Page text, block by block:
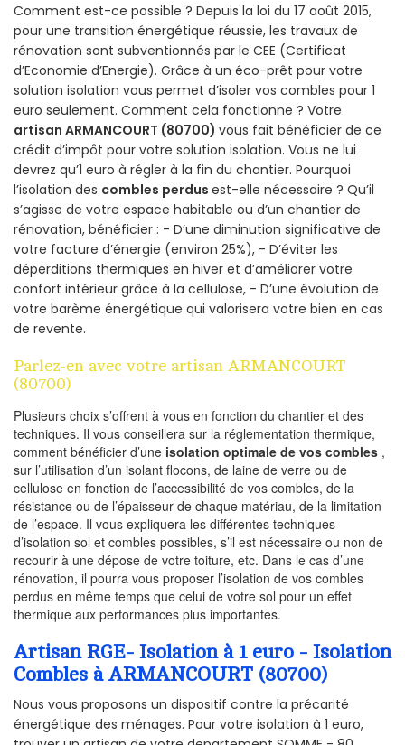
Comment est-ce possible ? Depuis la loi du 17 août 2015,
pour une transition énergétique réussie, les travaux de
rénovation sont subventionnés par le CEE (Certificat
d’Economie d’Energie). Grâce à un éco-prêt pour votre
solution isolation vous permet d’isoler vos combles pour 1
euro seulement. Comment cela fonctionne ? Votre
artisan ARMANCOURT (80700) vous fait bénéficier de ce
crédit d’impôt pour votre solution isolation. Vous ne lui
devrez qu’1 euro à régler à la fin du chantier. Pourquoi
l’isolation des combles perdus est-elle nécessaire ? Qu’il
s’agisse de votre espace habitable ou d’un chantier de
rénovation, bénéficier : - D’une diminution significative de
votre facture d’énergie (environ 25%), - D’éviter les
déperditions thermiques en hiver et d’améliorer votre
confort intérieur grâce à la cellulose, - D’une évolution de
votre barème énergétique qui valorisera votre bien en cas
de revente.
Parlez-en avec votre artisan ARMANCOURT
(80700)
Plusieurs choix s’offrent à vous en fonction du chantier et des
techniques. Il vous conseillera sur la réglementation thermique,
comment bénéficier d’une isolation optimale de vos combles ,
sur l’utilisation d’un isolant flocons, de laine de verre ou de
cellulose en fonction de l’accessibilité de vos combles, de la
résistance ou de l’épaisseur de chaque matériau, de la limitation
de l’espace. Il vous expliquera les différentes techniques
d’isolation sol et combles possibles, s’il est nécessaire ou non de
recourir à une dépose de votre toiture, etc. Dans le cas d’une
rénovation, il pourra vous proposer l’isolation de vos combles
perdus en même temps que celui de votre sol pour un effet
thermique aux performances plus importantes.
Artisan RGE- Isolation à 1 euro - Isolation
Combles à ARMANCOURT (80700)
Nous vous proposons un dispositif contre la précarité
énergétique des ménages. Pour votre isolation à 1 euro,